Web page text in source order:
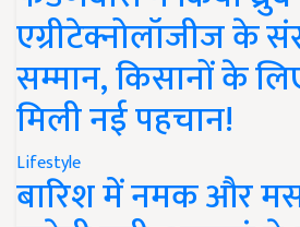
एग्रीटेक्नोलॉजीज के
सम्मान, किसानों के
मिली नई पहचान!
Lifestyle
बारिश में नमक और